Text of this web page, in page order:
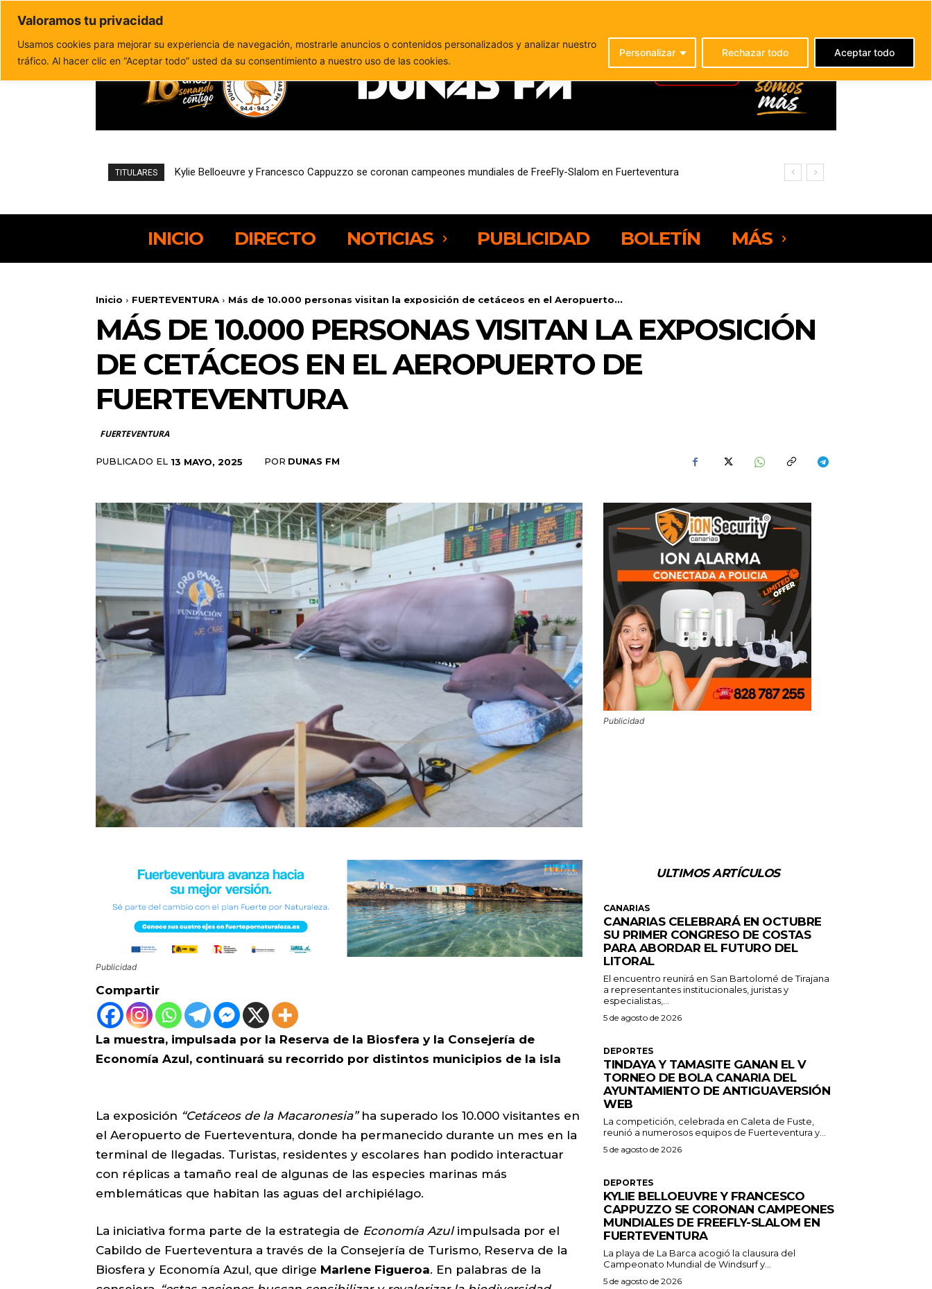
Valoramos tu privacidad
Usamos cookies para mejorar su experiencia de navegación, mostrarle anuncios o contenidos personalizados y analizar nuestro
tráfico. Al hacer clic en “Aceptar todo” usted da su consentimiento a nuestro uso de las cookies.
Personalizar Rechazar todo Aceptar todo
Política de privacidad
TITULARES Hostelería podrá solicitar desde este miércoles ayudas de hasta 11.000 euros para mejorar su eficiencia energética
INICIO DIRECTO NOTICIAS PUBLICIDAD BOLETÍN MÁS
Inicio FUERTEVENTURA Más de 10.000 personas visitan la exposición de cetáceos en el Aeropuerto...
MÁS DE 10.000 PERSONAS VISITAN LA EXPOSICIÓN
DE CETÁCEOS EN EL AEROPUERTO DE
FUERTEVENTURA
FUERTEVENTURA
PUBLICADO EL 13 MAYO, 2025 POR DUNAS FM
Publicidad
Publicidad
Compartir
La muestra, impulsada por la Reserva de la Biosfera y la Consejería de
Economía Azul, continuará su recorrido por distintos municipios de la isla
La exposición “Cetáceos de la Macaronesia”ha superado los 10.000 visitantes en
el Aeropuerto de Fuerteventura, donde ha permanecido durante un mes en la
terminal de llegadas. Turistas, residentes y escolares han podido interactuar
con réplicas a tamaño real de algunas de las especies marinas más
emblemáticas que habitan las aguas del archipiélago.
La iniciativa forma parte de la estrategia de Economía Azulimpulsada por el
Cabildo de Fuerteventura a través de la Consejería de Turismo, Reserva de la
Biosfera y Economía Azul, que dirige Marlene Figueroa. En palabras de la
ULTIMOS ARTÍCULOS
CANARIAS
CANARIAS CELEBRARÁ EN OCTUBRE
SU PRIMER CONGRESO DE COSTAS
PARA ABORDAR EL FUTURO DEL
LITORAL
El encuentro reunirá en San Bartolomé de Tirajana
a representantes institucionales, juristas y
especialistas,...
5 de agosto de 2026
DEPORTES
TINDAYA Y TAMASITE GANAN EL V
TORNEO DE BOLA CANARIA DEL
AYUNTAMIENTO DE ANTIGUAVERSIÓN
WEB
La competición, celebrada en Caleta de Fuste,
reunió a numerosos equipos de Fuerteventura y...
5 de agosto de 2026
DEPORTES
KYLIE BELLOEUVRE Y FRANCESCO
CAPPUZZO SE CORONAN CAMPEONES
MUNDIALES DE FREEFLY-SLALOM EN
FUERTEVENTURA
La playa de La Barca acogió la clausura del
Campeonato Mundial de Windsurf y...
5 de agosto de 2026